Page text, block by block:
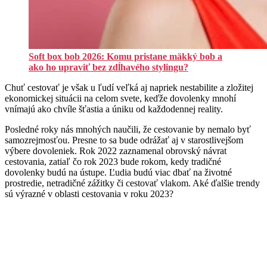
Soft box bob 2026: Komu pristane mäkký bob a
ako ho upraviť bez zdĺhavého stylingu?
Chuť cestovať je však u ľudí veľká aj napriek nestabilite a zložitej
ekonomickej situácii na celom svete, keďže dovolenky mnohí
vnímajú ako chvíle šťastia a úniku od každodennej reality.
Posledné roky nás mnohých naučili, že cestovanie by nemalo byť
samozrejmosťou. Presne to sa bude odrážať aj v starostlivejšom
výbere dovoleniek. Rok 2022 zaznamenal obrovský návrat
cestovania, zatiaľ čo rok 2023 bude rokom, kedy tradičné
dovolenky budú na ústupe. Ľudia budú viac dbať na životné
prostredie, netradičné zážitky či cestovať vlakom. Aké ďalšie trendy
sú výrazné v oblasti cestovania v roku 2023?